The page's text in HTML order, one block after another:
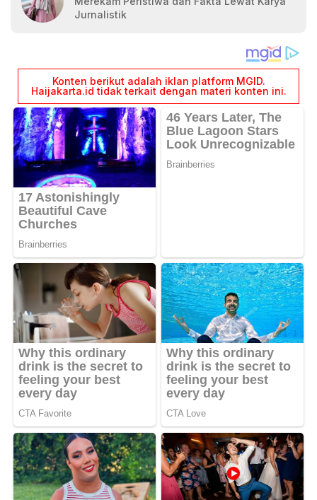
Jurnalistik